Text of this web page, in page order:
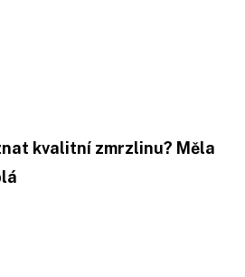
kvalitní zmrzlinu? Měla